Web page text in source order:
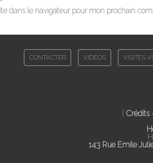
dans le navigateur pour mon prochain
CONTACTER VIDÉOS VISITES
Crédits
143 Rue Emile